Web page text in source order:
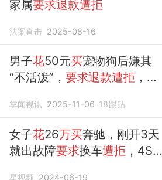
家属要求退款遭拒
法案直击 2025-08-16
男子花50元买宠物狗后嫌其
“不活泼”， 要求退款遭拒 ，当
掌闻视讯 2025-11-06 18跟贴
女子花26万买奔驰，刚开3天
就出故障要求换车遭拒 ，4S店
星视频 2024-06-19